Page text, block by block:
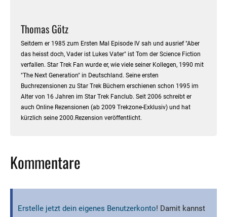
Thomas Götz
Seitdem er 1985 zum Ersten Mal Episode IV sah und ausrief "Aber
das heisst doch, Vader ist Lukes Vater" ist Tom der Science Fiction
verfallen. Star Trek Fan wurde er, wie viele seiner Kollegen, 1990 mit
"The Next Generation" in Deutschland. Seine ersten
Buchrezensionen zu Star Trek Büchern erschienen schon 1995 im
Alter von 16 Jahren im Star Trek Fanclub. Seit 2006 schreibt er
auch Online Rezensionen (ab 2009 Trekzone-Exklusiv) und hat
kürzlich seine 2000.Rezension veröffentlicht.
Kommentare
Erstelle jetzt dein eigenes Benutzerkonto! Damit kannst